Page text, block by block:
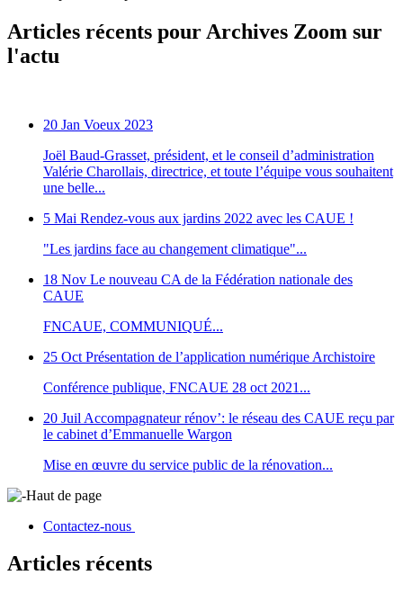
Articles récents pour Archives Zoom sur
l'actu
20 Jan Voeux 2023
Joël Baud-Grasset, président, et le conseil d’administration
Valérie Charollais, directrice, et toute l’équipe vous souhaitent
une belle...
5 Mai Rendez-vous aux jardins 2022 avec les CAUE !
"Les jardins face au changement climatique"...
18 Nov Le nouveau CA de la Fédération nationale des
CAUE
FNCAUE, COMMUNIQUÉ...
25 Oct Présentation de l’application numérique Archistoire
Conférence publique, FNCAUE 28 oct 2021...
20 Juil Accompagnateur rénov’: le réseau des CAUE reçu par
le cabinet d’Emmanuelle Wargon
Mise en œuvre du service public de la rénovation...
Haut de page
Contactez-nous
Articles récents